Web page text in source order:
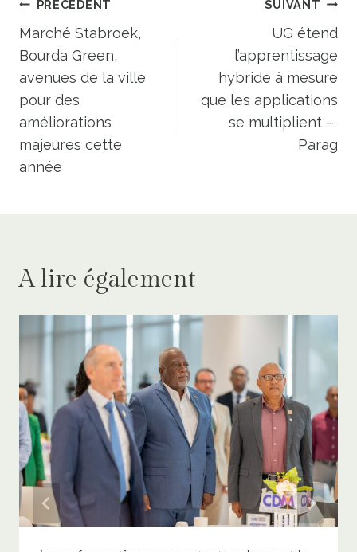
Navigation
de
l’article
PRÉCÉDENT
Marché Stabroek,
Bourda Green,
avenues de la ville
pour des
améliorations
majeures cette
année
SUIVANT
UG étend
l’apprentissage
hybride à mesure
que les applications
se multiplient – ​​
Parag
A lire également